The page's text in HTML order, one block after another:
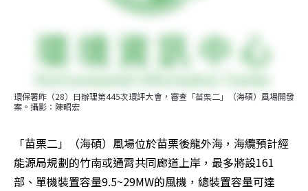
環保署昨（28）日辦理第445次環評大會，審查「苗栗二」（海碩）風場開發
案。攝影：陳昭宏
「苗栗二」（海碩）風場位於苗栗後龍外海，海纜預計經
能源局規劃的竹南或通霄共同廊道上岸，最多將設161
部、單機裝置容量9.5~29MW的風機，總裝置容量可達